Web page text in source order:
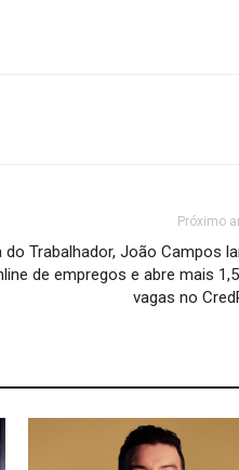
Próximo
do Trabalhador, João Campos
de empregos e abre mais
vagas no